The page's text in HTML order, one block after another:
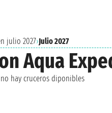
julio 2027›Julio 2027
Aqua
hay cruceros diponibles